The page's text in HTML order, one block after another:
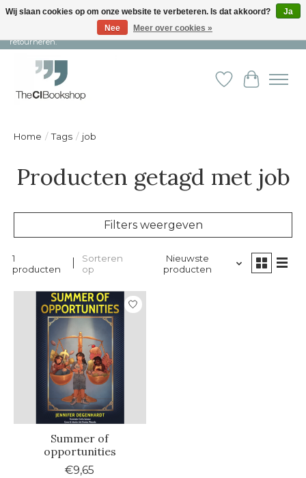
Snelle levering en persoonlijke service ︱ Niet goed? Geld terug! ︱ Gratis
retourneren.
Verlanglijst
Home / Tags / job
Producten getagd met job
Filters weergeven
1
producten
Sorteren
op
Nieuwste
producten
Summer of
opportunities
€9,65
Wij slaan cookies op om onze website te verbeteren. Is dat akkoord?
Ja
Nee
Meer over cookies »